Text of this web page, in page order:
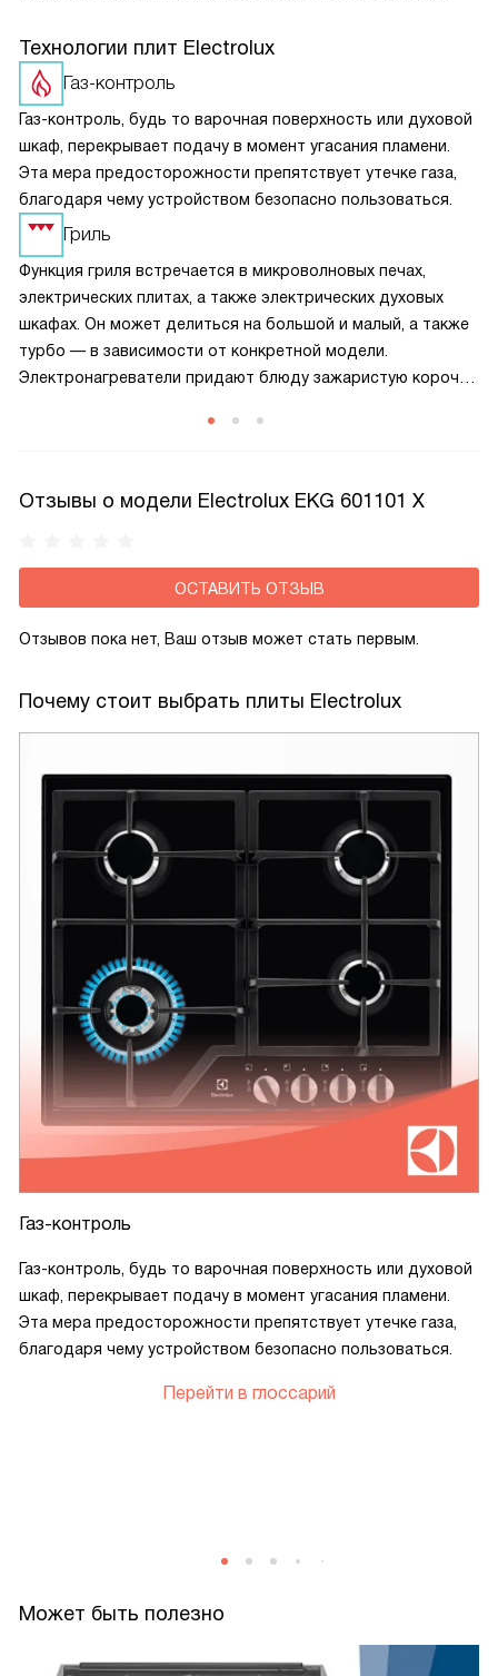
Технологии плит Electrolux
Газ-контроль
Газ-контроль, будь то варочная поверхность или духовой
шкаф, перекрывает подачу в момент угасания пламени.
Эта мера предосторожности препятствует утечке газа,
благодаря чему устройством безопасно пользоваться.
Гриль
Функция гриля встречается в микроволновых печах,
электрических плитах, а также электрических духовых
шкафах. Он может делиться на большой и малый, а также
турбо — в зависимости от конкретной модели.
Электронагреватели придают блюду зажаристую корочку,
Отзывы о модели Electrolux EKG 601101 X
ОСТАВИТЬ ОТЗЫВ
Отзывов пока нет, Ваш отзыв может стать первым.
Почему стоит выбрать плиты Electrolux
Газ-контроль
Газ-контроль, будь то варочная поверхность или духовой
шкаф, перекрывает подачу в момент угасания пламени.
Эта мера предосторожности препятствует утечке газа,
благодаря чему устройством безопасно пользоваться.
Перейти в глоссарий
Может быть полезно